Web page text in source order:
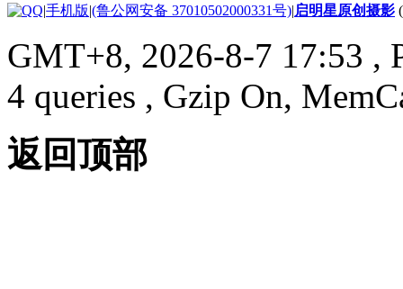
|手机版|(鲁公网安备 37010502000331号)|启明星原创摄影
GMT+8, 2026-8-7 17:53 ,
4 queries , Gzip On,
返回顶部